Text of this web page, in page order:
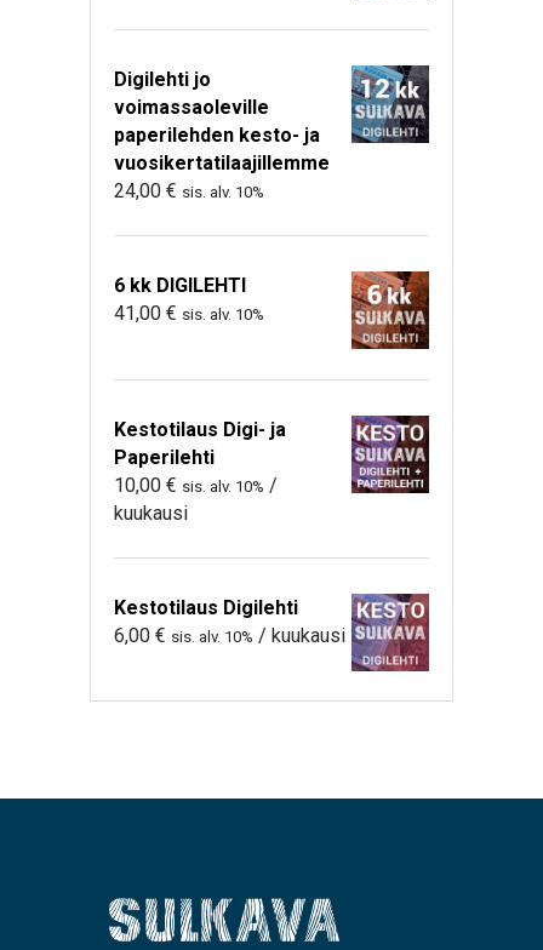
Digilehti jo
voimassaoleville
paperilehden kesto- ja
vuosikertatilaajillemme
24,00 € sis. alv. 10%
6 kk DIGILEHTI
41,00 € sis. alv. 10%
Kestotilaus Digi- ja
Paperilehti
10,00 € sis. alv. 10% /
kuukausi
Kestotilaus Digilehti
6,00 € sis. alv. 10% / kuukausi